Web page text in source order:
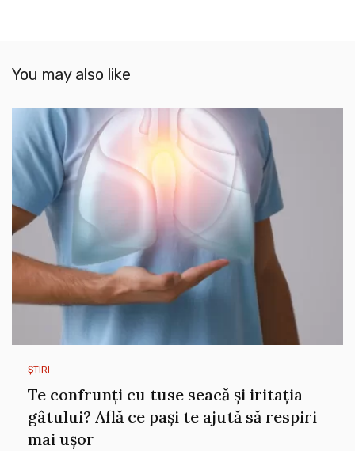
You may also like
ȘTIRI
Te confrunți cu tuse seacă și iritația
gâtului? Află ce pași te ajută să respiri
mai ușor